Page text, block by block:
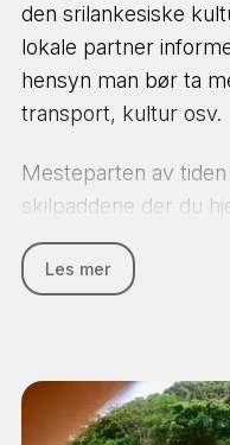
den srilankesiske
lokale partner
hensyn man bør ta
transport, kultur osv.
Mesteparten av
skilpaddene der du
beskyttelse og
skilpaddesenteret
Andre oppgaver
Les mer